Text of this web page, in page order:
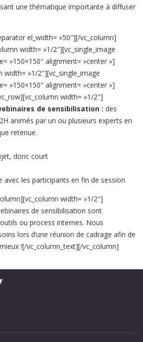
une thématique importante à diffuser
el_width= »50″][/vc_column]
width= »1/2″][vc_single_image
»150×150″ alignment= »center »]
»1/2″][vc_single_image
»150×150″ alignment= »center »]
width= »1/2″]
de sensibilisation : des
animés par un ou plusieurs experts en
retenue.
donc court
avec les participants en fin de session
width= »1/2″]
de sensibilisation sont
ou process internes. Nous
lors d’une réunion de cadrage afin de
![/vc_column_text][/vc_column]